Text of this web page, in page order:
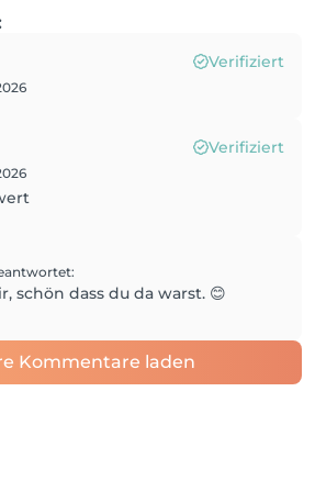
Verifiziert
Verifiziert
:
schön dass du da warst. 😊
Kommentare laden